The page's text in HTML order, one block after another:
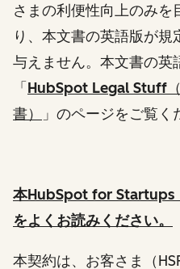
さまの利便性向上のみを
り、本文書の英語版が
与えません。本文書の英
「 HubSpot Legal Stuff
書）
」のページをご覧く
本HubSpot for Startups
をよくお読みください。
本契約は、お客さま（